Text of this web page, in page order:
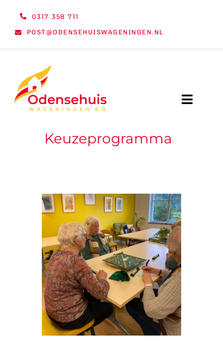
0317 358 711
POST@ODENSEHUISWAGENINGEN.NL
Toggle
WELKOM
VRIJWILLIGERS & STAGIAIRES
CONTACT
Keuzeprogramma